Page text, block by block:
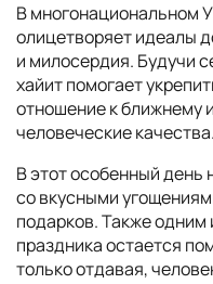
В многонациональном
олицетворяет идеалы
и милосердия. Будучи
хайит помогает
отношение к ближнему
человеческие качества.
В этот особенный
со вкусными
подарков. Также
праздника остается
только отдавая,